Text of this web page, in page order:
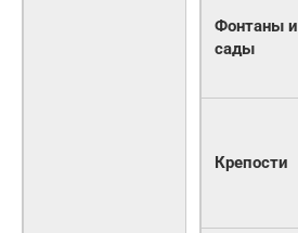
Фонтаны и
сады
Крепости